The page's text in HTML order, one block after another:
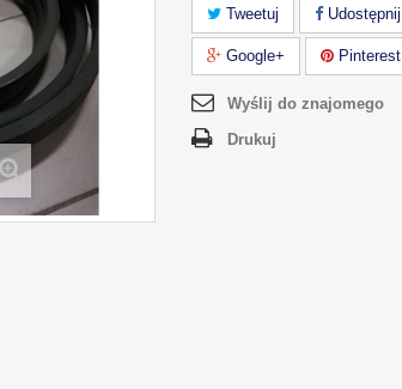
Tweetuj Udostępnij
Google+ Pinterest
Wyślij do znajomego
Drukuj